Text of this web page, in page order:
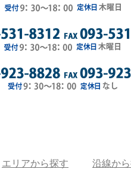
エリアから探す 沿線か